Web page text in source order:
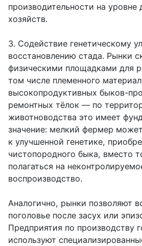
производительности на
хозяйств.
3. Содействие генетическому
восстановлению стада. Рынки
физическими площадками для
том числе племенного
высокопродуктивных быков-
ремонтных тёлок — по
животноводства это имеет
значение: мелкий фермер
к улучшенной генетике,
чистопородного быка, вместо
полагаться на
воспроизводство.
Аналогично, рынки позволяют
поголовье после засух или
Предприятия по производству
используют